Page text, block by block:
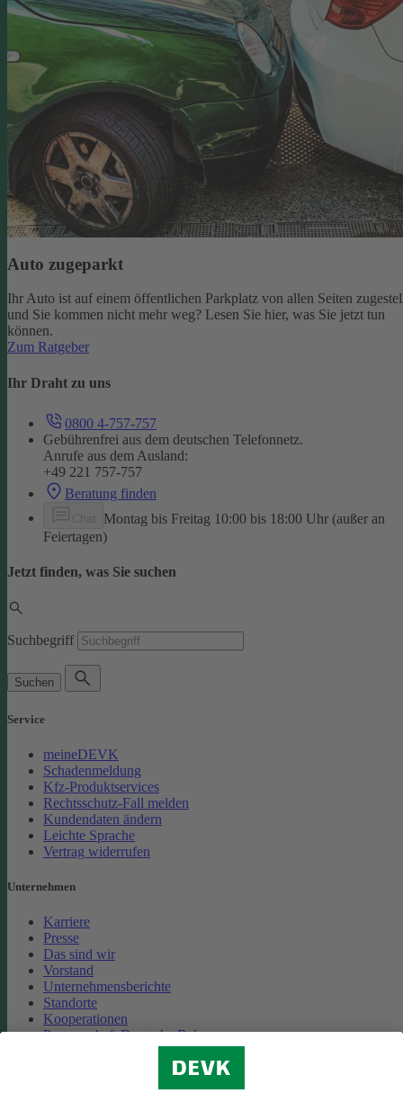
Auto zugeparkt
Ihr Auto ist auf einem öffentlichen Parkplatz von allen Seiten
und Sie kommen nicht mehr weg? Lesen Sie hier, was Sie jetzt tun
können.
Zum Ratgeber
Ihr Draht zu uns
0800 4-757-757
Gebührenfrei aus dem deutschen Telefonnetz.
Anrufe aus dem Ausland:
+49 221 757-757
Beratung finden
Montag bis Freitag 10:00 bis 18:00 Uhr (außer an
Feiertagen)
Jetzt finden, was Sie suchen
Suchbegriff
Suchen
Service
meineDEVK
Schadenmeldung
Kfz-Produktservices
Rechtsschutz-Fall melden
Kundendaten ändern
Leichte Sprache
Vertrag widerrufen
Unternehmen
Karriere
Presse
Das sind wir
Vorstand
Unternehmensberichte
Standorte
Kooperationen
Partnerschaft Deutsche Bahn